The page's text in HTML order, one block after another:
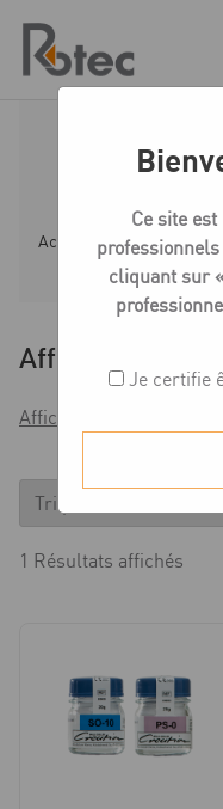
content
Accueil Boutique
Affiner
Afficher les filtres
1 Résultats affichés
Ce site
cliquant sur
Je certifie